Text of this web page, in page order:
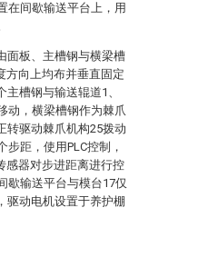
在间歇输送平台上，用
面板、主槽钢与横梁槽
方向上均布并垂直固定
槽钢与输送辊道1、
动，横梁槽钢作为棘爪
转驱动棘爪机构25拨动
距，使用PLC控制，
感器对步进距离进行控
歇输送平台与模台17仅
驱动电机设置于养护棚